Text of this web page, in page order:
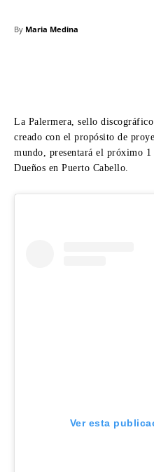
By Maria Medina
La Palermera, sello
creado con el propósito de
mundo, presentará el próximo
Dueños en Puerto Cabello.
Ver esta